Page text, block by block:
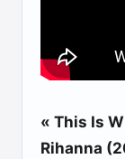
« This Is
Rihanna